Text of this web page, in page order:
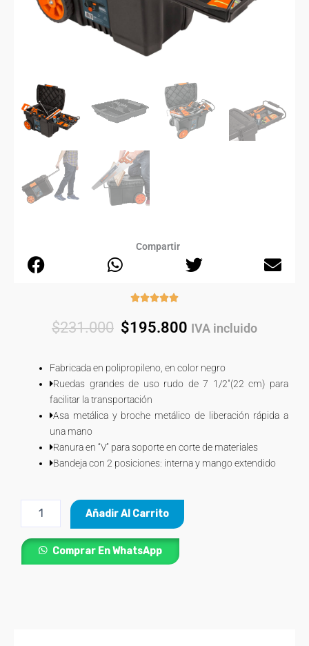
Compartir
Rated
out
$231.000 Original
$231.000.
$195.800 Current
$195.800.
IVA incluido
Fabricada en polipropileno, en color negro
Ruedas grandes de uso rudo de 7 1/2″(22 cm) para
facilitar la transportación
Asa metálica y broche metálico de liberación rápida a
una mano
Ranura en “V” para soporte en corte de materiales
Bandeja con 2 posiciones: interna y mango extendido
Plásica
con
Añadir Al Carrito
Comprar En WhatsApp